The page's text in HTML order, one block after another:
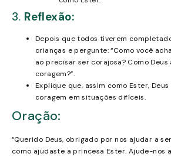
3. Reflexão:
Depois que todos tiverem
crianças e pergunte: “Como você
ao precisar ser corajosa? Como
coragem?”.
Explique que, assim como Ester,
coragem em situações difíceis.
Oração:
“Querido Deus, obrigado por nos ajudar a
como ajudaste a princesa Ester. Ajude-nos